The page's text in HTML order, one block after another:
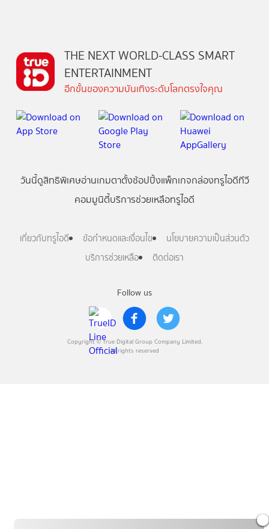
Follow us
Copyright © True Digital Group Company Limited.
All rights reserved
THE NEXT WORLD-CLASS SMART
ENTERTAINMENT
อีกขั้นของความบันเทิงระดับโลกตรงใจคุณ
วันนี้ดูสิทธิพิเศษอ่านเกมตาตั้งช้อปปิ้งแพ็กเกจกล่องทรูไอดีทีวี
คอมมูนิตี้บริการช่วยเหลือทรูไอดี
เกี่ยวกับทรูไอดี ข้อกำหนดและเงื่อนไข
นโยบายความเป็นส่วนตัว
บริการช่วยเหลือ
ติดต่อเรา